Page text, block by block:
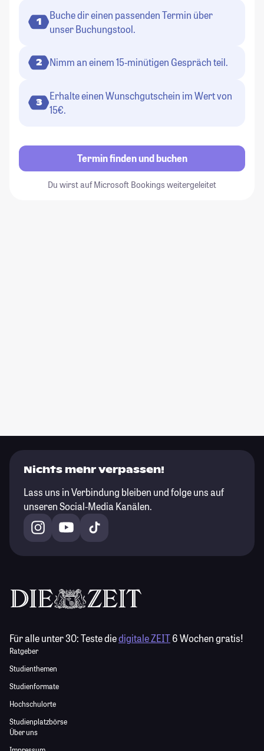
1
Buche dir einen passenden Termin über
unser Buchungstool.
2 Nimm an einem 15-minütigen Gespräch teil.
3
Erhalte einen Wunschgutschein im Wert von
15€.
Termin finden und buchen
Du wirst auf Microsoft Bookings weitergeleitet
Nichts mehr verpassen!
Lass uns in Verbindung bleiben und folge uns auf
unseren Social-Media Kanälen.
Für alle unter 30:Teste diedigitale ZEIT6 Wochen gratis!
Ratgeber
Studienthemen
Studienformate
Hochschulorte
Studienplatzbörse
Über uns